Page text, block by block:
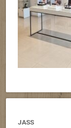
JASS